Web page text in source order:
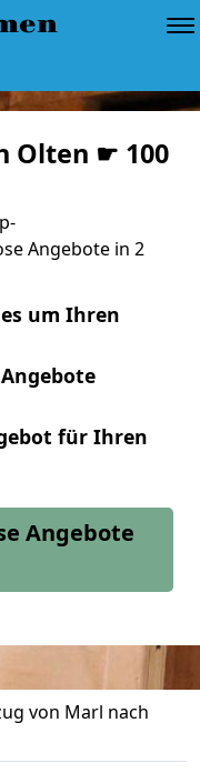
Olten ☛ 100
Angebote in 2
um Ihren
für Ihren
Angebote
von Marl nach